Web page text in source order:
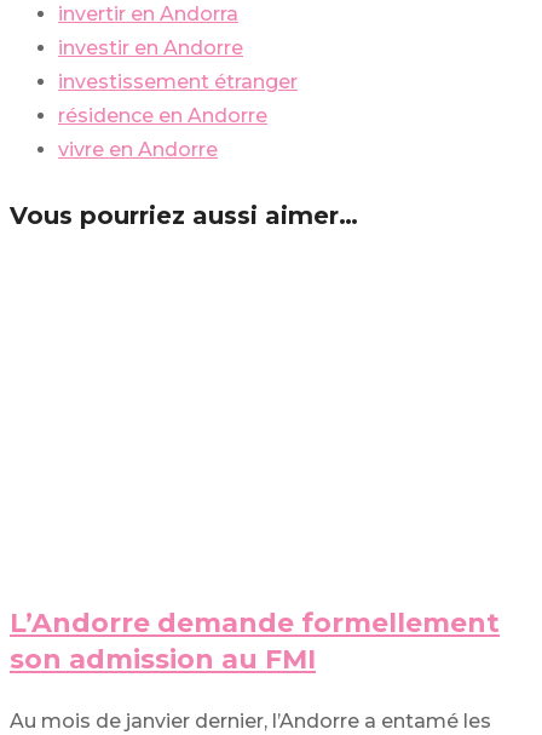
invertir en Andorra
investir en Andorre
investissement étranger
résidence en Andorre
vivre en Andorre
Vous pourriez aussi aimer…
L’Andorre demande formellement
son admission au FMI
Au mois de janvier dernier, l’Andorre a entamé les